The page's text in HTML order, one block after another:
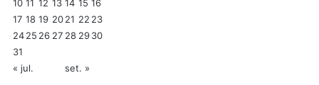
10 11 12 13 14 15 16
17 18 19 2021 22 23
2425 26 27 28 2930
31
« jul.
set. »